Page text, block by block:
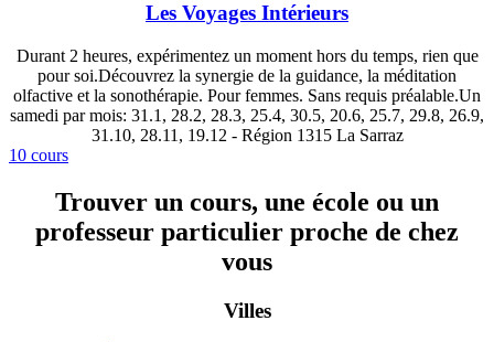
Les Voyages Intérieurs
Durant 2 heures, expérimentez un moment hors du temps, rien que
pour soi.Découvrez la synergie de la guidance, la méditation
olfactive et la sonothérapie. Pour femmes. Sans requis préalable.Un
samedi par mois: 31.1, 28.2, 28.3, 25.4, 30.5, 20.6, 25.7, 29.8, 26.9,
31.10, 28.11, 19.12 - Région 1315 La Sarraz
10 cours
Trouver un cours, une école ou un
professeur particulier proche de chez
vous
Villes